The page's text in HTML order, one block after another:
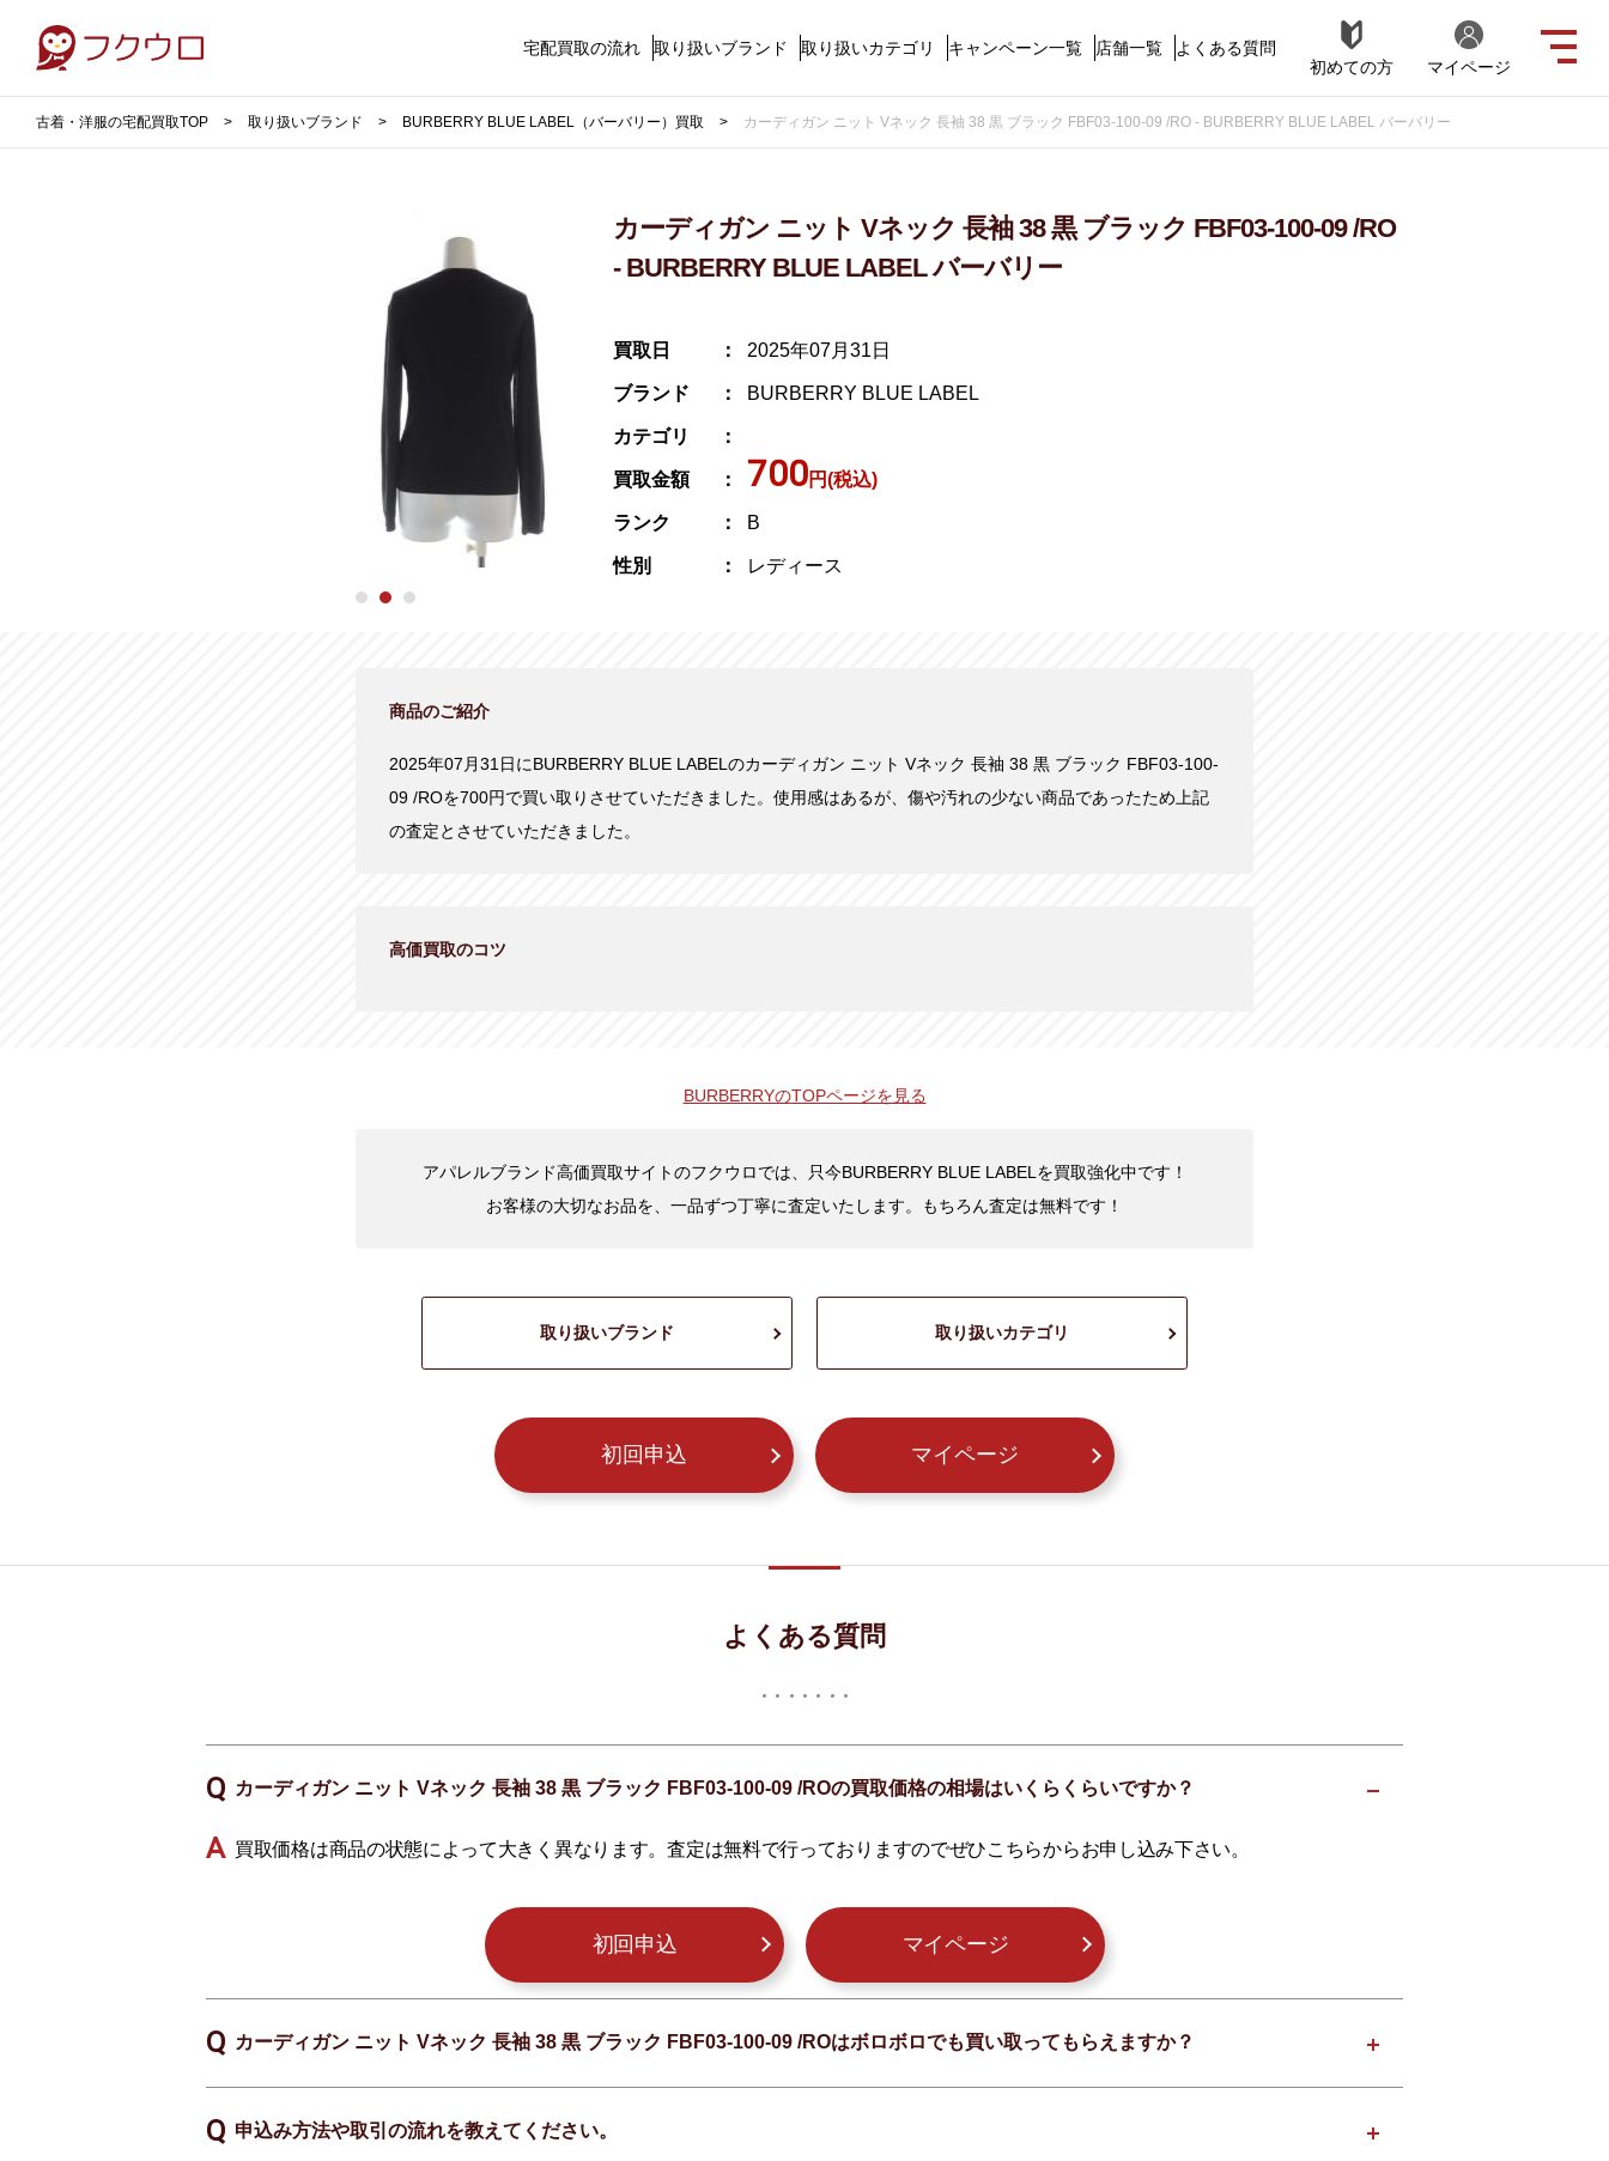
宅配買取の流れ 取り扱いブランド 取り扱いカテゴリ キャンペーン一覧 店舗一覧
よくある質問
初めての方
マイページ
古着・洋服の宅配買取TOP 取り扱いブランド BURBERRY BLUE LABEL（バーバリー）買取 カーディガン ニット Vネック 長袖 38 黒 ブラック FBF03-100-09 /RO - BURBERRY BLUE LABEL バーバリー
カーディガン ニット Vネック 長袖 38 黒 ブラック FBF03-100-09 /RO
- BURBERRY BLUE LABEL バーバリー
買取日 2025年07月31日
ブランド BURBERRY BLUE LABEL
カテゴリ
買取金額 700円(税込)
ランク B
性別 レディース
商品のご紹介
2025年07月31日にBURBERRY BLUE LABELのカーディガン ニット Vネック 長袖 38 黒 ブラック FBF03-100-
09 /ROを700円で買い取りさせていただきました。使用感はあるが、傷や汚れの少ない商品であったため上記
の査定とさせていただきました。
高価買取のコツ
BURBERRYのTOPページを見る
アパレルブランド高価買取サイトのフクウロでは、只今BURBERRY BLUE LABELを買取強化中です！
お客様の大切なお品を、一品ずつ丁寧に査定いたします。もちろん査定は無料です！
取り扱いブランド 取り扱いカテゴリ
初回申込 マイページ
よくある質問
カーディガン ニット Vネック 長袖 38 黒 ブラック FBF03-100-09 /ROの買取価格の相場はいくらくらいですか？
買取価格は商品の状態によって大きく異なります。査定は無料で行っておりますのでぜひこちらからお申し込み下さい。
初回申込 マイページ
カーディガン ニット Vネック 長袖 38 黒 ブラック FBF03-100-09 /ROはボロボロでも買い取ってもらえますか？
申込み方法や取引の流れを教えてください。